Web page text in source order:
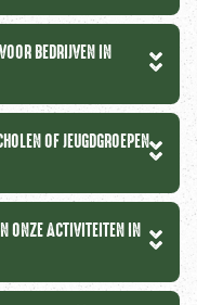
BEDRIJVEN IN
OF JEUGDGROEPEN
ONZE ACTIVITEITEN IN